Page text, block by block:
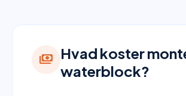
payments Hvad koster
waterblock?